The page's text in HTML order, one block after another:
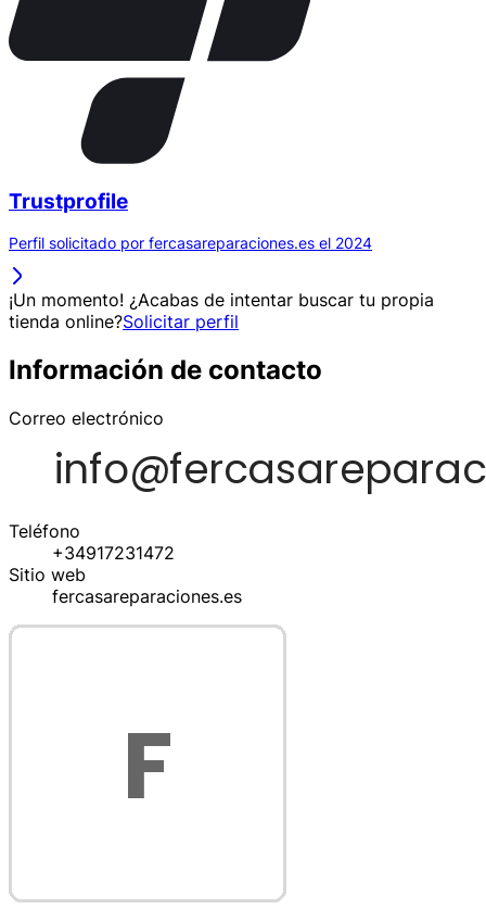
Trustprofile
Perfil solicitado por fercasareparaciones.es el 2024
¡Un momento! ¿Acabas de intentar buscar tu propia
tienda online?Solicitar perfil
Información de contacto
Correo electrónico
Teléfono
+34917231472
Sitio web
fercasareparaciones.es